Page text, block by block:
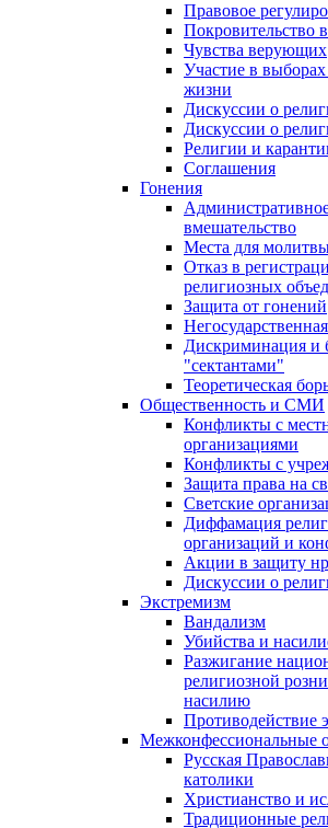
Правовое
Покровительство
Чувства верующих
Участие в
жизни
Дискуссии о
Дискуссии о
Религии и
Соглашения
Гонения
вмешательство
Места для
Отказ в
религиозных
Защита от гонений
Дискриминация и
"сектантами"
Теоретическая
Общественность и СМИ
Конфликты с
организациями
Конфликты с
Защита права на
Светские
Диффамация
организаций и
Акции в защиту
Дискуссии о
Экстремизм
Вандализм
Убийства и
Разжигание
религиозной
насилию
Противодействие
Межконфессиональные
Русская
католики
Христианство и
Традиционные